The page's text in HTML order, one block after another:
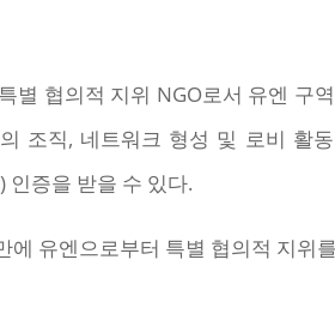
별 협의적 지위 NGO로서 유엔 구
조직, 네트워크 형성 및 로비 활
인증을 받을 수 있다.
에 유엔으로부터 특별 협의적 지위